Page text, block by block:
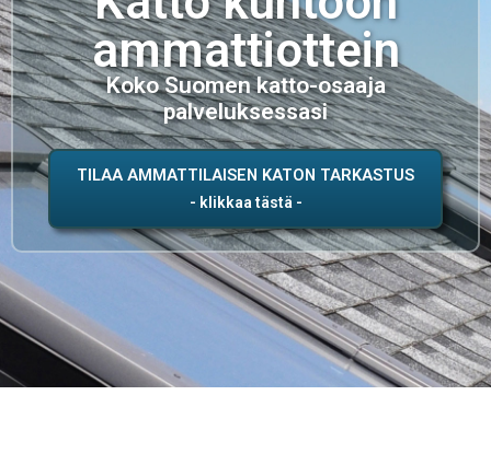
ammattiottein
Koko Suomen katto-osaaja
palveluksessasi
TILAA AMMATTILAISEN KATON TARKASTUS